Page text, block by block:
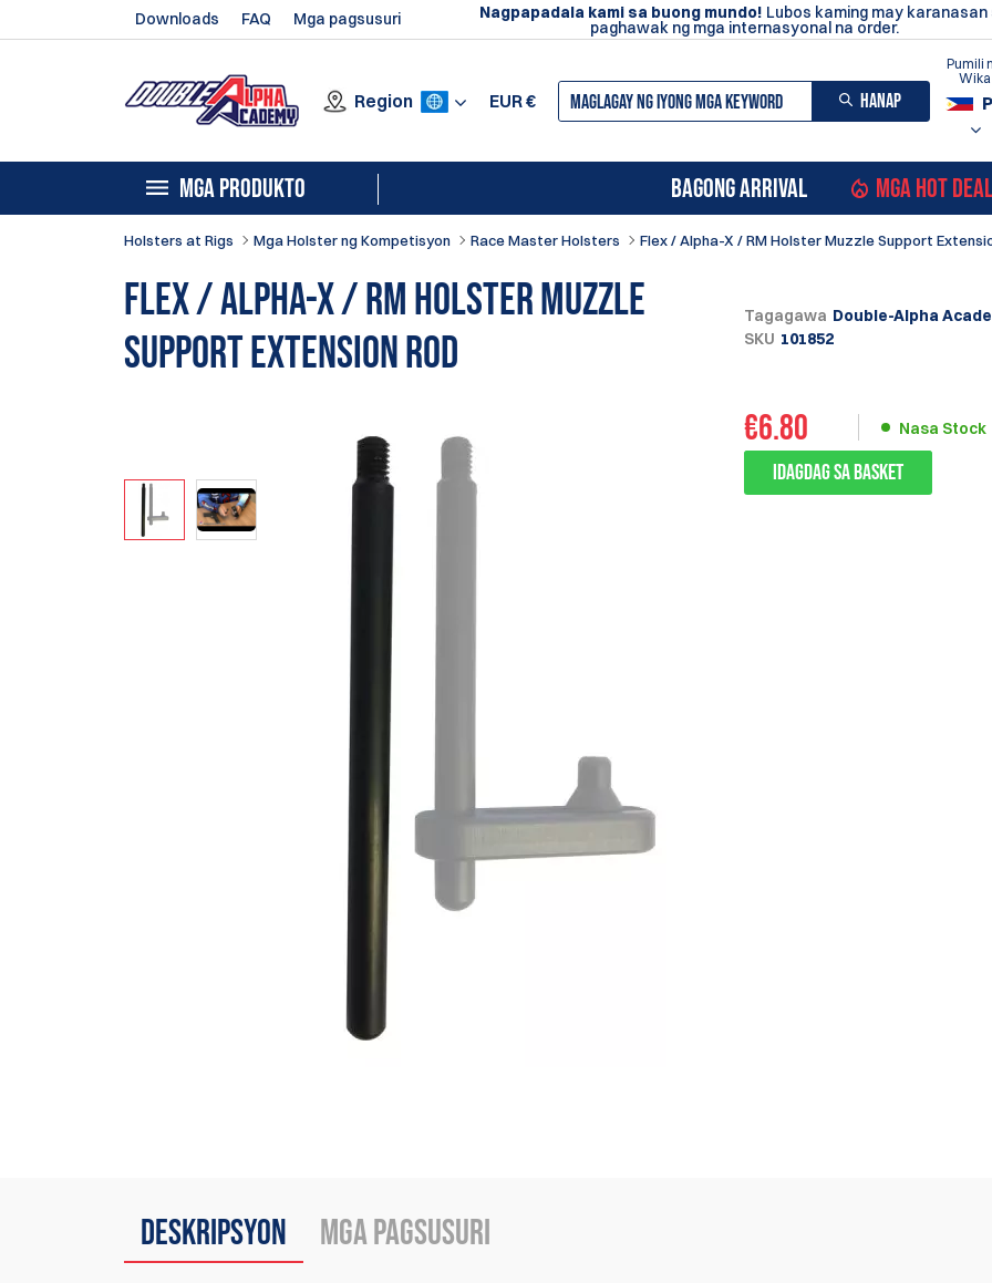
Downloads FAQ Mga pagsusuri Nagpapadala kami sa buong mundo! Lubos kaming may karanasan
paghawak ng mga internasyonal na order.
Region EUR€ HANAP
Pumili
Wika
MGA PRODUKTO BAGONG ARRIVAL MGA HOT DEAL
Holsters at Rigs Mga Holster ng Kompetisyon Race Master Holsters Flex / Alpha-X / RM Holster Muzzle Support
Flex / Alpha-X / RM Holster Muzzle
Support Extension Rod
Tagagawa Double-Alpha
SKU 101852
€6.80 Nasa Stock
Idagdag sa Basket
Deskripsyon Mga Pagsusuri